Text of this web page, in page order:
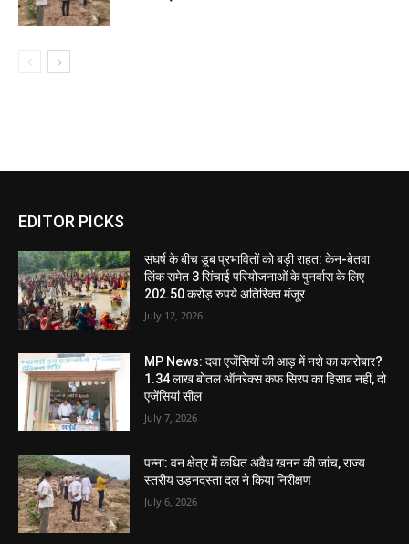
EDITOR PICKS
संघर्ष के बीच डूब प्रभावितों को बड़ी राहत: केन-बेतवा
लिंक समेत 3 सिंचाई परियोजनाओं के पुनर्वास के लिए
202.50 करोड़ रुपये अतिरिक्त मंजूर
July 12, 2026
MP News: दवा एजेंसियों की आड़ में नशे का कारोबार?
1.34 लाख बोतल ऑनरेक्स कफ सिरप का हिसाब नहीं, दो
एजेंसियां सील
July 7, 2026
पन्ना: वन क्षेत्र में कथित अवैध खनन की जांच, राज्य
स्तरीय उड़नदस्ता दल ने किया निरीक्षण
July 6, 2026